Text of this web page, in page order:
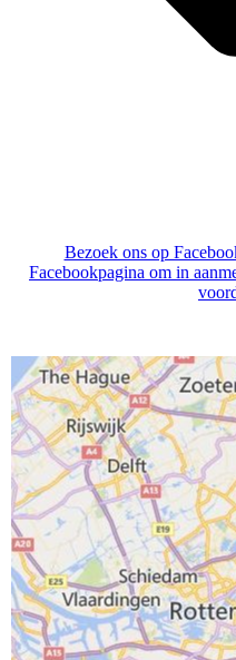
Bezoek ons op
Facebookpagina om in